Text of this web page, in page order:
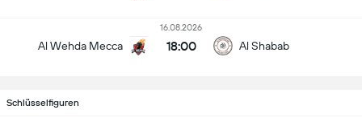
Al Wehda Mecca
16.08.2026
18:00 Al Shabab
Schlüsselfiguren